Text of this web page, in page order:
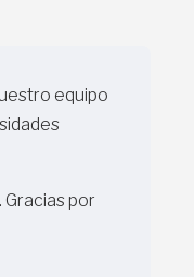
equipo
por